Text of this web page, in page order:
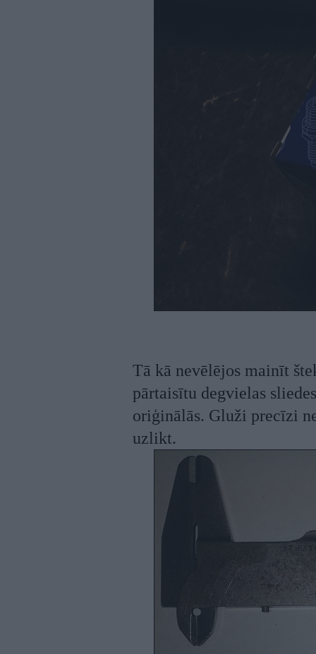
Tā kā nevēlējos mainīt
pārtaisītu degvielas
oriģinālās. Gluži precīzi
uzlikt.